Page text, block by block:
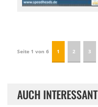
Seite 1 von 6 1 2 3
AUCH INTERESSANT